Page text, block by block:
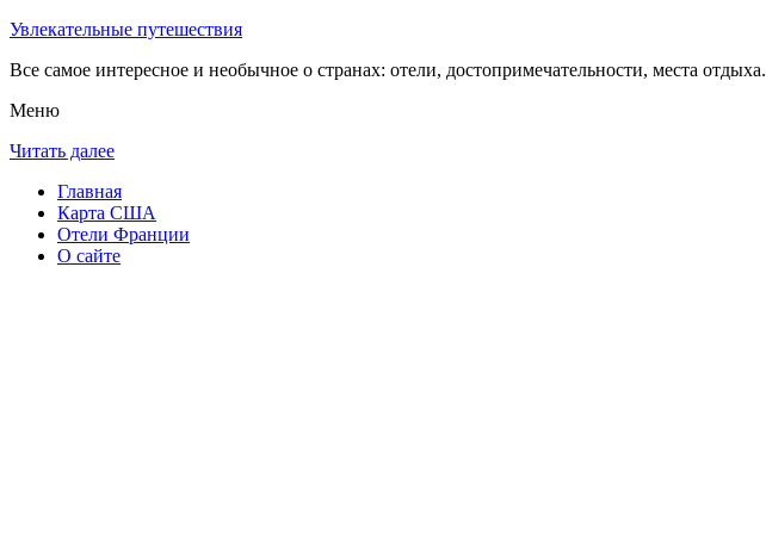
Увлекательные путешествия
Все самое интересное и необычное о странах: отели, достопримечательности, места отдыха.
Меню
Читать далее
Главная
Карта США
Отели Франции
О сайте